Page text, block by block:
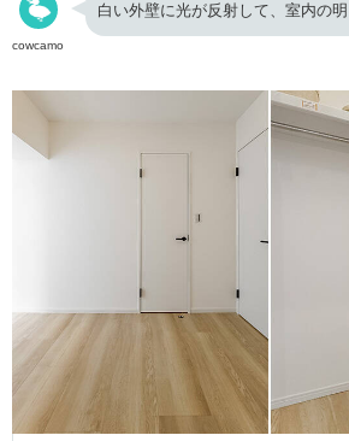
cowcamo
白い外壁に光が反射して、室内の